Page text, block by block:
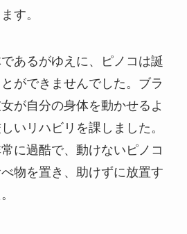
す。
あるがゆえに、ピノコは誕
ができませんでした。ブラ
が自分の身体を動かせるよ
いリハビリを課しました。
に過酷で、動けないピノコ
物を置き、助けずに放置す